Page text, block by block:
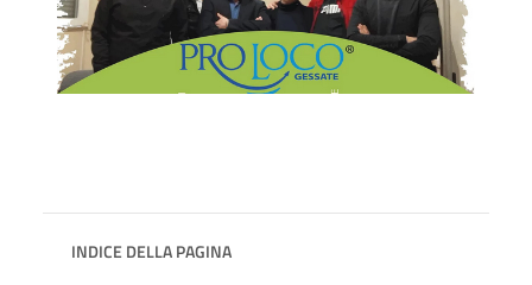
INDICE DELLA PAGINA